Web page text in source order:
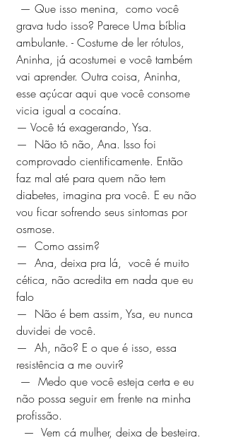
grava tudo isso? Parece Uma bíblia
ambulante. - Costume de ler rótulos,
Aninha, já acostumei e você também
vai aprender. Outra coisa, Aninha,
esse açúcar aqui que você consome
vicia igual a cocaína.
— Você tá exagerando, Ysa.
—  Não tô não, Ana. Isso foi
comprovado cientificamente. Então
faz mal até para quem não tem
diabetes, imagina pra você. E eu não
vou ficar sofrendo seus sintomas por
osmose.
—  Como assim?
—  Ana, deixa pra lá,  você é muito
cética, não acredita em nada que eu
falo
—  Não é bem assim, Ysa, eu nunca
duvidei de você.
—  Ah, não? E o que é isso, essa
resistência a me ouvir?
não possa seguir em frente na minha
profissão.